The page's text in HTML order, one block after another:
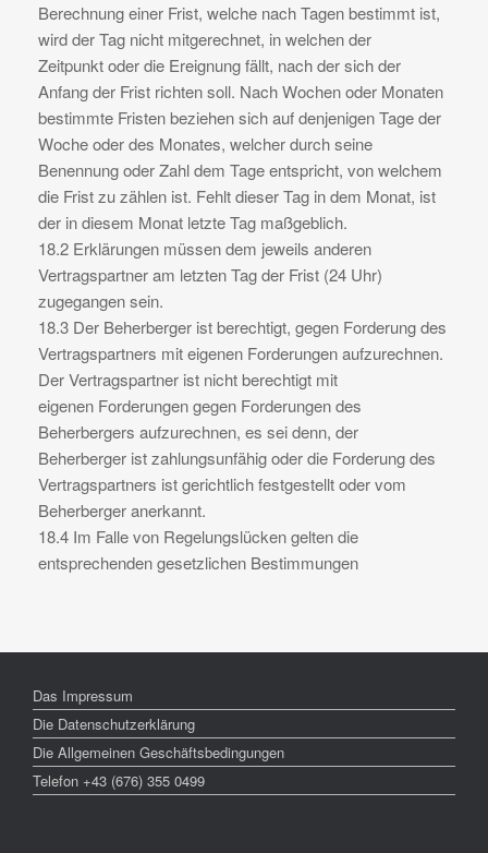
Berechnung einer Frist, welche nach Tagen bestimmt ist,
wird der Tag nicht mitgerechnet, in welchen der
Zeitpunkt oder die Ereignung fällt, nach der sich der
Anfang der Frist richten soll. Nach Wochen oder Monaten
bestimmte Fristen beziehen sich auf denjenigen Tage der
Woche oder des Monates, welcher durch seine
Benennung oder Zahl dem Tage entspricht, von welchem
die Frist zu zählen ist. Fehlt dieser Tag in dem Monat, ist
der in diesem Monat letzte Tag maßgeblich.
18.2 Erklärungen müssen dem jeweils anderen
Vertragspartner am letzten Tag der Frist (24 Uhr)
zugegangen sein.
18.3 Der Beherberger ist berechtigt, gegen Forderung des
Vertragspartners mit eigenen Forderungen aufzurechnen.
Der Vertragspartner ist nicht berechtigt mit
eigenen Forderungen gegen Forderungen des
Beherbergers aufzurechnen, es sei denn, der
Beherberger ist zahlungsunfähig oder die Forderung des
Vertragspartners ist gerichtlich festgestellt oder vom
Beherberger anerkannt.
18.4 Im Falle von Regelungslücken gelten die
entsprechenden gesetzlichen Bestimmungen
Das Impressum
Die Datenschutzerklärung
Die Allgemeinen Geschäftsbedingungen
Telefon +43 (676) 355 0499